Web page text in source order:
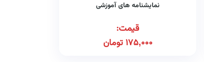
نمایشنامه های آموزشی
قیمت:
175,000تومان